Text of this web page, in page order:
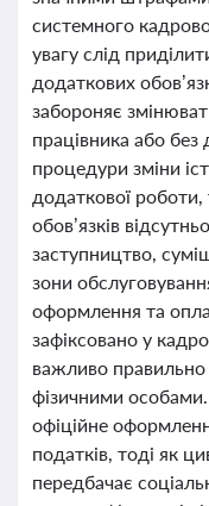
системного
увагу слід
додаткових
забороняє
працівника або
процедури зміни
додаткової роботи,
обов’язків
заступництво,
зони
оформлення та
зафіксовано у
важливо правильно
фізичними особами.
офіційне
податків, тоді як
передбачає